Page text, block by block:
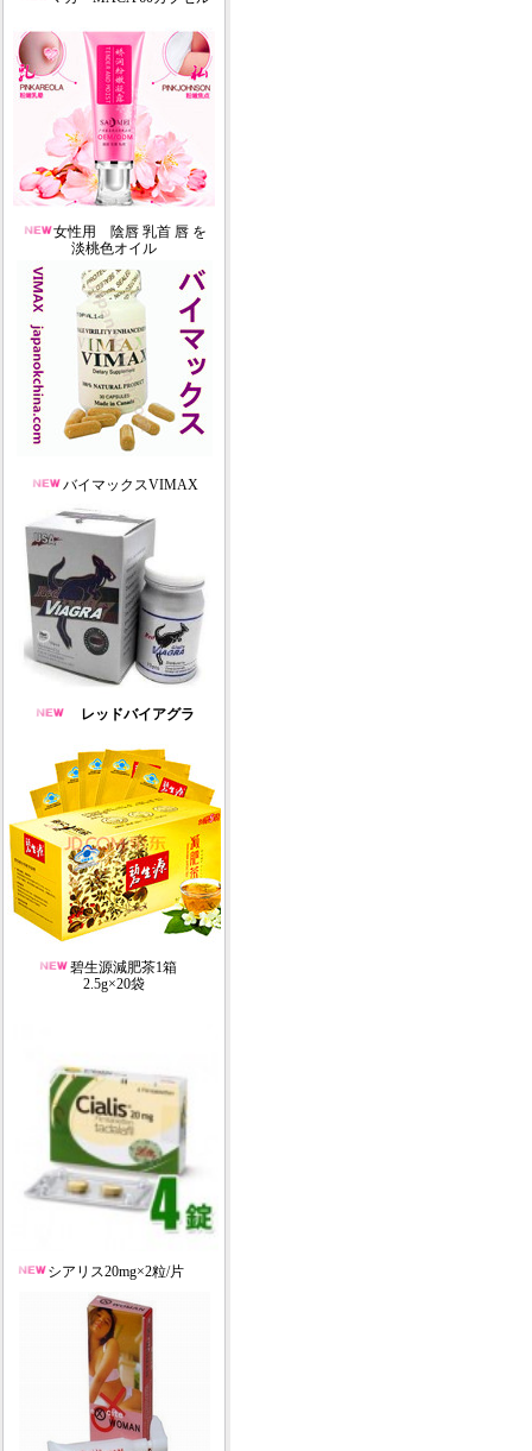
女性用 陰唇 乳首 唇 を
淡桃色オイル
バイマックスVIMAX
レッドバイアグラ
碧生源減肥茶1箱
2.5g×20袋
シアリス20mg×2粒/片